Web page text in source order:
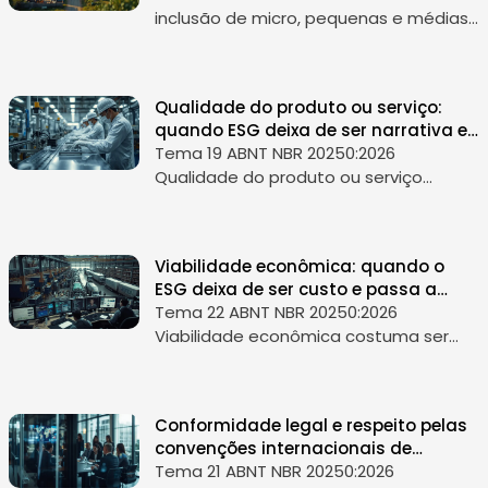
exigência e vira desenvolvimento
inclusão de micro, pequenas e médias
empreendedorismo ou...
Qualidade do produto ou serviço:
quando ESG deixa de ser narrativa e
passa a ser confiança
Tema 19 ABNT NBR 20250:2026
Qualidade do produto ou serviço
contexto do ESG, ela é muit...
Viabilidade econômica: quando o
ESG deixa de ser custo e passa a
sustentar o negócio
Tema 22 ABNT NBR 20250:2026
Viabilidade econômica costuma ser
contexto do ESG,...
Conformidade legal e respeito pelas
convenções internacionais de
comportamento: o mínimo que
Tema 21 ABNT NBR 20250:2026